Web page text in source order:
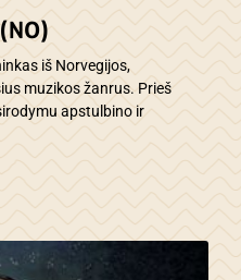
iš Norvegijos,
muzikos žanrus. Prieš
apstulbino ir